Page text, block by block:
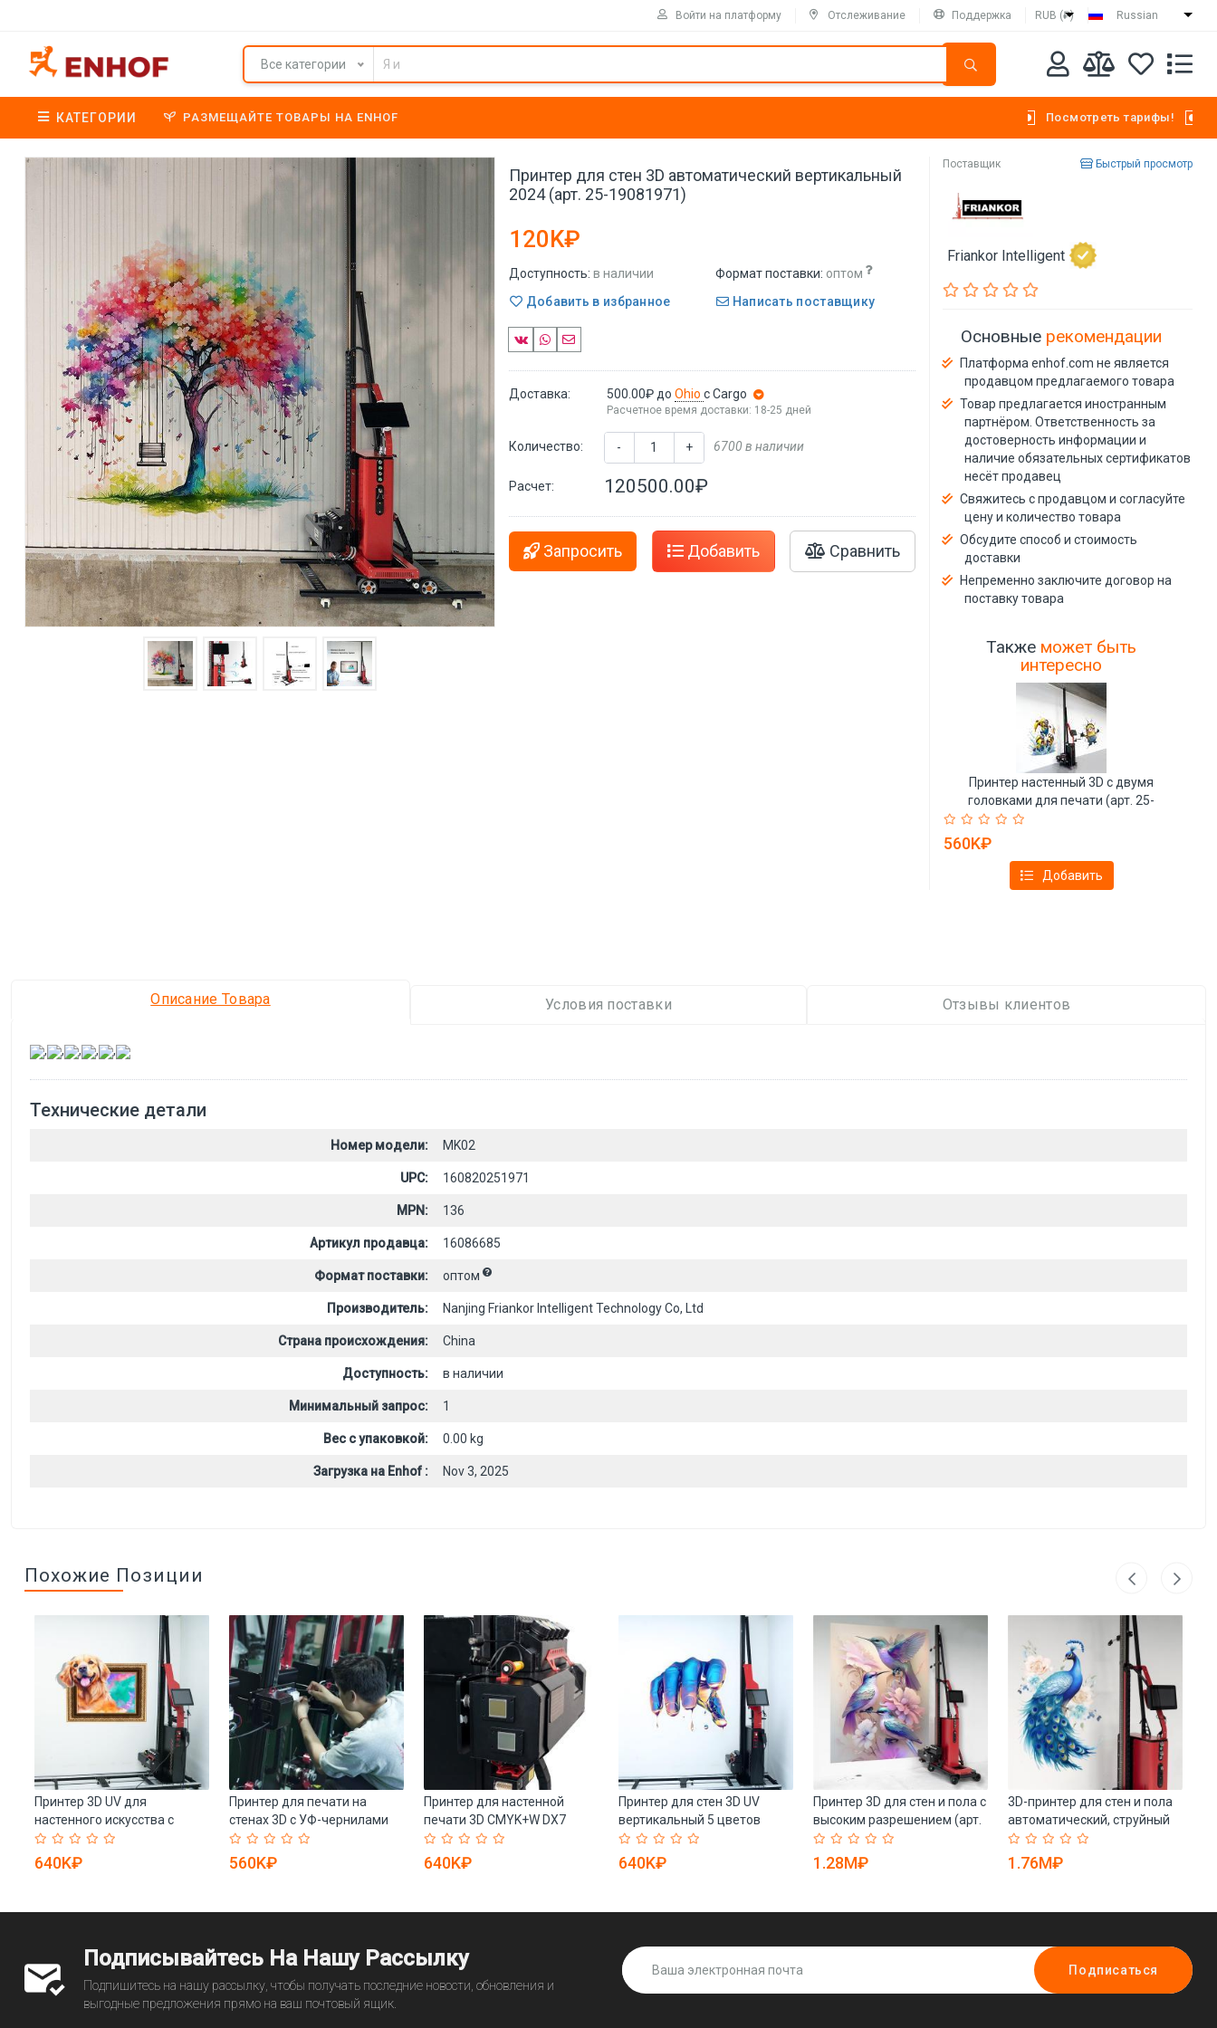
Войти на платформу Отслеживание Поддержка RUB (₽) Russian
Все категории
КАТЕГОРИИ РАЗМЕЩАЙТЕ ТОВАРЫ НА ENHOF Посмотреть тарифы!
Принтер для стен 3D автоматический вертикальный
2024 (арт. 25-19081971)
120K₽
Доступность: в наличии Формат поставки: оптом
Добавить в избранное
Написать поставщику
Доставка: 500.00₽ доOhioс Cargo
Расчетное время доставки: 18-25 дней
Количество: - + 6700 в наличии
Расчет: 120500.00₽
Запросить Добавить Сравнить
Поставщик Быстрый просмотр
Friankor Intelligent
Основные рекомендации
Платформа enhof.com не является
продавцом предлагаемого товара
Товар предлагается иностранным
партнёром. Ответственность за
достоверность информации и
наличие обязательных сертификатов
несёт продавец
Свяжитесь с продавцом и согласуйте
цену и количество товара
Обсудите способ и стоимость
доставки
Непременно заключите договор на
поставку товара
Также может быть
интересно
Принтер настенный 3D с двумя
головками для печати (арт. 25-
560K₽
Добавить
Описание Товара Условия поставки Отзывы клиентов
, , , , ,
Технические детали
Номер модели: MK02
UPC: 160820251971
MPN: 136
Артикул продавца: 16086685
Формат поставки: оптом
Производитель: Nanjing Friankor Intelligent Technology Co, Ltd
Страна происхождения: China
Доступность: в наличии
Минимальный запрос: 1
Вес с упаковкой: 0.00 kg
Загрузка на Enhof : Nov 3, 2025
Похожие Позиции
Принтер 3D UV для
настенного искусства с
головкой DX7 (арт. 25-
19082041)
640K₽
Принтер для печати на
стенах 3D с УФ-чернилами
автоматический (арт. 25-
19082108)
560K₽
Принтер для настенной
печати 3D CMYK+W DX7
I1600 I3200 G6 (арт. 25-
19082008)
640K₽
Принтер для стен 3D UV
вертикальный 5 цветов
CYMK M (арт. 25-19082177)
640K₽
Принтер 3D для стен и пола с
высоким разрешением (арт.
25-19082125)
1.28M₽
3D-принтер для стен и пола
автоматический, струйный
(арт. 25-19082189)
1.76M₽
Подписывайтесь На Нашу Рассылку
Подпишитесь на нашу рассылку, чтобы получать последние новости, обновления и
выгодные предложения прямо на ваш почтовый ящик.
Подписаться